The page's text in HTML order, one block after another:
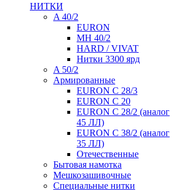
НИТКИ
A 40/2
EURON
MH 40/2
HARD / VIVAT
Нитки 3300 ярд
A 50/2
Армированные
EURON C 28/3
EURON C 20
EURON C 28/2 (аналог
45 ЛЛ)
EURON C 38/2 (аналог
35 ЛЛ)
Отечественные
Бытовая намотка
Мешкозашивочные
Специальные нитки